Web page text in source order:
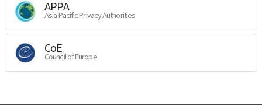
APPA
Asia Pacific Privacy Authorities
CoE
Council of Europe